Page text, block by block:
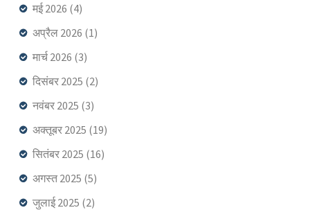
मई 2026 (4)
अप्रैल 2026 (1)
मार्च 2026 (3)
दिसंबर 2025 (2)
नवंबर 2025 (3)
अक्तूबर 2025 (19)
सितंबर 2025 (16)
अगस्त 2025 (5)
जुलाई 2025 (2)